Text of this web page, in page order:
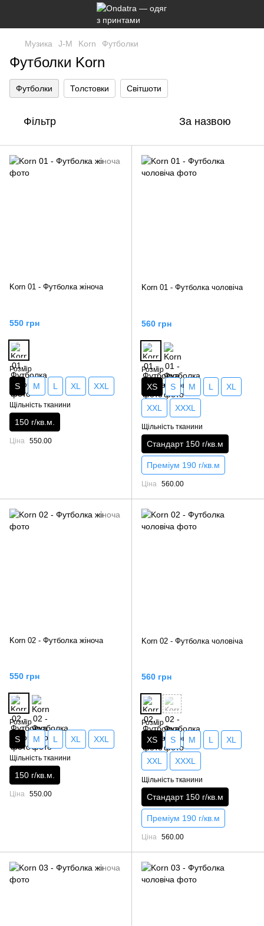
Музика J-M Korn Футболки
Футболки Korn
Футболки Толстовки Світшоти
Фільтр За назвою
Korn 01 - Футболка жіноча
550 грн
Розмір
S M L XL XXL
Щільність тканини
150 г/кв.м.
Ціна 550.00
Korn 01 - Футболка чоловіча
560 грн
Розмір
XS S M L XL
XXL XXXL
Щільність тканини
Стандарт 150 г/кв.м
Преміум 190 г/кв.м
Ціна 560.00
Korn 02 - Футболка жіноча
550 грн
Розмір
S M L XL XXL
Щільність тканини
150 г/кв.м.
Ціна 550.00
Korn 02 - Футболка чоловіча
560 грн
Розмір
XS S M L XL
XXL XXXL
Щільність тканини
Стандарт 150 г/кв.м
Преміум 190 г/кв.м
Ціна 560.00